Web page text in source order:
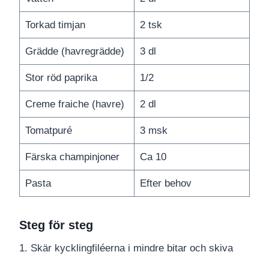
Torkad timjan 2 tsk
Grädde (havregrädde) 3 dl
Stor röd paprika 1/2
Creme fraiche (havre) 2 dl
Tomatpuré 3 msk
Färska champinjoner Ca 10
Pasta Efter behov
Steg för steg
1. Skär kycklingfiléerna i mindre bitar och skiva